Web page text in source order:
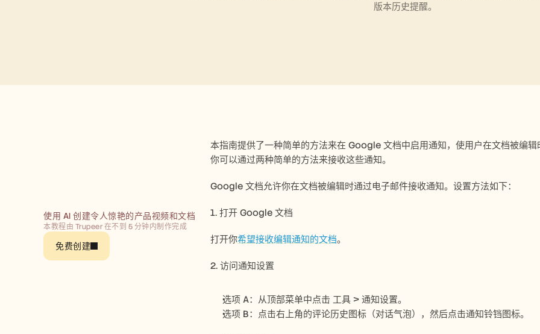
版本历史提醒。
使用 AI 创建令人惊艳的产品视频和文档
本教程由 Trupeer 在不到 5 分钟内制作完成
免费创建
本指南提供了一种简单的方法来在 Google 文档中启用通知，使用户在文档被编
你可以通过两种简单的方法来接收这些通知。
Google 文档允许你在文档被编辑时通过电子邮件接收通知。设置方法如下：
1. 打开 Google 文档
打开你希望接收编辑通知的文档。
2. 访问通知设置
选项 A：从顶部菜单中点击 工具 > 通知设置。
选项 B：点击右上角的评论历史图标（对话气泡），然后点击通知铃铛图标。